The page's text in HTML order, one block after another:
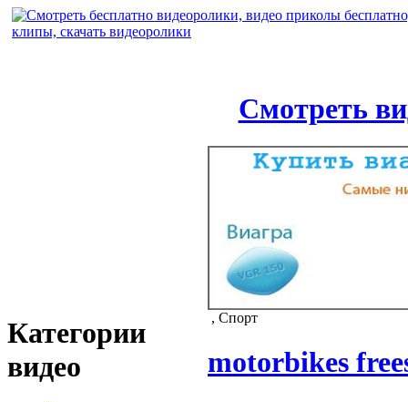
Смотреть
Категории
видео
, Спорт
motorbikes